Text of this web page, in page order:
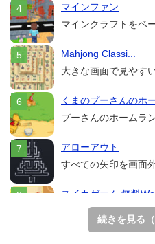
マインファン
マインクラフトをベ
Mahjong Classi...
大きな画面で見やす
くまのプーさんのホ
プーさんのホームラ
アローアウト
すべての矢印を画面
スイカゲーム 無料
スイカゲームをスク
続きを見る